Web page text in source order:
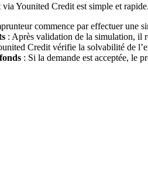
Younited Credit est simple et
commence par effectuer une
: Après validation de la simulation, il
Credit vérifie la solvabilité de
: Si la demande est acceptée, le